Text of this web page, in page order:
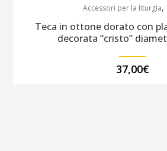
Accessori per la liturgia,
Teca in ottone dorato con
decorata “cristo”
37,00€